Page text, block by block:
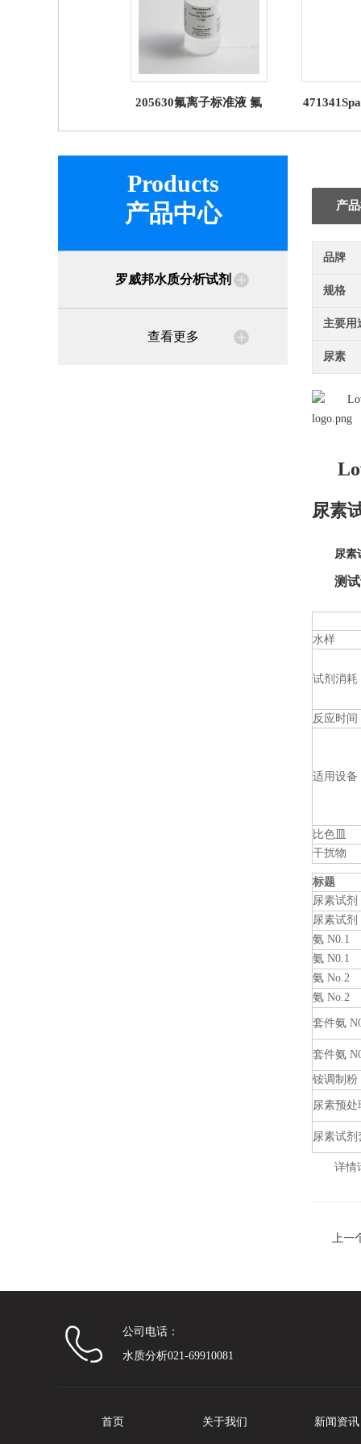
205630氟离子标准液 氟
Products
产品中心
罗威邦水质分析试剂
查看更多
产
品牌
规格
主要用
尿素
尿素
尿素
测
水样
试剂消耗
反应时间
适用设备
比色皿
干扰物
标题
尿素试剂
尿素试剂
氨 N0.1
氨 N0.1
氨 No.2
氨 No.2
套件氨
套件氨
铵调制粉
尿素预处
尿素试剂
详情
上一
公司电话：
水质分析021-69910081
首页 关于我们 新闻资讯